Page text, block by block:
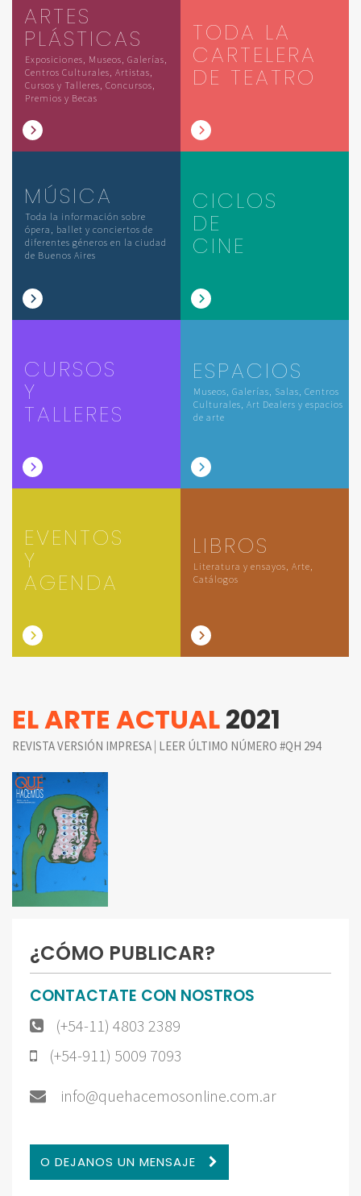
ARTES
PLÁSTICAS
Exposiciones, Museos, Galerías,
Centros Culturales, Artistas,
Cursos y Talleres, Concursos,
Premios y Becas
TODA LA
CARTELERA
DE TEATRO
MÚSICA
Toda la información sobre
ópera, ballet y conciertos de
diferentes géneros en la ciudad
de Buenos Aires
CICLOS
DE
CINE
CURSOS
Y
TALLERES
ESPACIOS
Museos, Galerías, Salas, Centros
Culturales, Art Dealers y espacios
de arte
EVENTOS
Y
AGENDA
LIBROS
Literatura y ensayos, Arte,
Catálogos
EL ARTE ACTUAL2021
REVISTA VERSIÓN IMPRESA | LEER ÚLTIMO NÚMERO #QH 294
¿CÓMO PUBLICAR?
CONTACTATE CON NOSTROS
(+54-11) 4803 2389
(+54-911) 5009 7093
info@quehacemosonline.com.ar
O DEJANOS UN MENSAJE